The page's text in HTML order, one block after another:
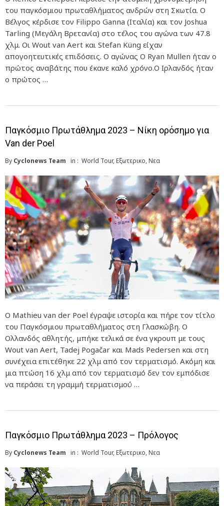
του παγκόσμιου πρωταθλήματος ανδρών στη Σκωτία. Ο
Βέλγος κέρδισε τον Filippo Ganna (Ιταλία) και τον Joshua
Tarling (Μεγάλη Βρετανία) στο τέλος του αγώνα των 47.8
χλμ. Οι Wout van Aert και Stefan Küng είχαν
απογοητευτικές επιδόσεις. Ο αγώνας Ο Ryan Mullen ήταν ο
πρώτος αναβάτης που έκανε καλό χρόνο.Ο Ιρλανδός ήταν
ο πρώτος …
Παγκόσμιο Πρωτάθλημα 2023 – Νίκη ορόσημο για
Van der Poel
By Cyclonews Team in : World Tour,Εξωτερικο,Νεα
Ο Mathieu van der Poel έγραψε ιστορία και πήρε τον τίτλο
του Παγκόσμιου πρωταθλήματος στη Γλασκώβη. Ο
Ολλανδός αθλητής, μπήκε τελικά σε ένα γκρουπ με τους
Wout van Aert, Tadej Pogačar και Mads Pedersen και στη
συνέχεια επιτέθηκε 22 χλμ από τον τερματισμό. Ακόμη και
μια πτώση 16 χλμ από τον τερματισμό δεν τον εμπόδισε
να περάσει τη γραμμή τερματισμού …
Παγκόσμιο Πρωτάθλημα 2023 – Πρόλογος
By Cyclonews Team in : World Tour,Εξωτερικο,Νεα